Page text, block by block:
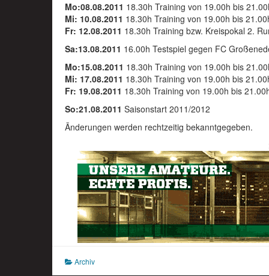
Mo:08.08.2011 18.30h Training von 19.00h bis
Mi: 10.08.2011 18.30h Training von 19.00h bis
Fr: 12.08.2011 18.30h Training bzw. Kreispokal 2.
Sa:13.08.2011 16.00h Testspiel gegen FC
Mo:15.08.2011 18.30h Training von 19.00h bis
Mi: 17.08.2011 18.30h Training von 19.00h bis
Fr: 19.08.2011 18.30h Training von 19.00h bis
So:21.08.2011 Saisonstart 2011/2012
Ãnderungen werden rechtzeitig bekanntgegeben.
Archiv